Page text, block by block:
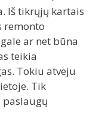
Iš tikrųjų kartais
remonto
ar net būna
teikia
Tokiu atveju
Tik
paslaugų